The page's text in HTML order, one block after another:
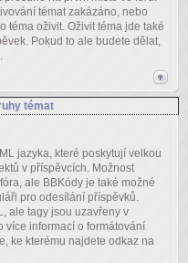
témat zakázáno, nebo
téma oživit. Oživit téma jde také
Pokud to ale budete dělat,
témat
jazyka, které poskytují velkou
v příspěvcích. Možnost
ale BBKódy je také možné
pro odesílání příspěvků.
ale tagy jsou uzavřeny v
více informací o formátování
ke kterému najdete odkaz na